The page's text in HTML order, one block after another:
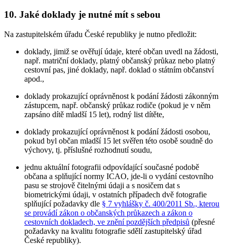
10. Jaké doklady je nutné mít s sebou
Na zastupitelském úřadu České republiky je nutno předložit:
doklady, jimiž se ověřují údaje, které občan uvedl na žádosti,
např. matriční doklady, platný občanský průkaz nebo platný
cestovní pas, jiné doklady, např. doklad o státním občanství
apod.,
doklady prokazující oprávněnost k podání žádosti zákonným
zástupcem, např. občanský průkaz rodiče (pokud je v něm
zapsáno dítě mladší 15 let), rodný list dítěte,
doklady prokazující oprávněnost k podání žádosti osobou,
pokud byl občan mladší 15 let svěřen této osobě soudně do
výchovy, tj. příslušné rozhodnutí soudu,
jednu aktuální fotografii odpovídající současné podobě
občana a splňující normy ICAO, jde-li o vydání cestovního
pasu se strojově čitelnými údaji a s nosičem dat s
biometrickými údaji, v ostatních případech dvě fotografie
splňující požadavky dle § 7 vyhlášky č. 400/2011 Sb., kterou
se provádí zákon o občanských průkazech a zákon o
cestovních dokladech, ve znění pozdějších předpisů (přesné
požadavky na kvalitu fotografie sdělí zastupitelský úřad
České republiky).